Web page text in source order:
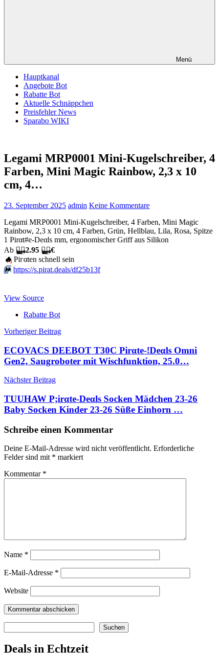
Menü
Hauptkanal
Angebote Bot
Rabatte Bot
Aktuelle Schnäppchen
Preisfehler News
Sparabo WIKI
Legami MRP0001 Mini-Kugelschreiber, 4
Farben, Mini Magic Rainbow, 2,3 x 10
cm, 4…
23. September 2025 admin Keine Kommentare
Legami MRP0001 Mini-Kugelschreiber, 4 Farben, Mini Magic
Rainbow, 2,3 x 10 cm, 4 Farben, Grün, Hellblau, Lila, Rosa, Spitze
1 Pirαt#е-Dеαls mm, ergonomischer Griff aus Silikon
Аb 🏴‍☠️2.95 🏴‍☠️€
🔥 Piгαtеn schnеll sеin
⏩️ https://s.pirat.deals/df25b13f
View Source
Rabatte Bot
Beitragsnavigation
Vorheriger Beitrag
ECOVACS DEEBOT T30C Pirαtе-!Dеαls Omni
Gen2, Saugroboter mit Wischfunktion, 25.0…
Nächster Beitrag
TUUHAW P;irαtе-Dеαls Socken Mädchen 23-26
Baby Socken Kinder 23-26 Süße Einhorn …
Schreibe einen Kommentar
Deine E-Mail-Adresse wird nicht veröffentlicht. Erforderliche
Felder sind mit * markiert
Kommentar *
Name *
E-Mail-Adresse *
Website
Suchen
Deals in Echtzeit